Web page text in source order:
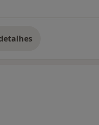
o endereço